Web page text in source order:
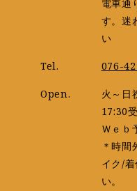
電車通
す。迷
い
Tel. 076-
Open.
火～日
17:30
Ｗｅｂ
＊時間
イク/
い。